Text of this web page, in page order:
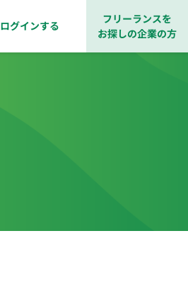
ログインする
フリーランスを
お探しの企業の方